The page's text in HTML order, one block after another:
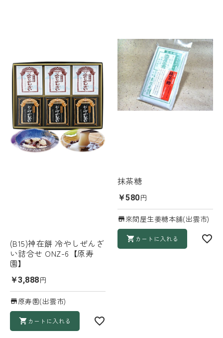
(B15)神在餅 冷やしぜんざ
い詰合せ ONZ-6【原寿
園】
￥3,888円
原寿園(出雲市)
カートに入れる
抹茶糖
￥580円
來間屋生姜糖本舗(出雲市)
カートに入れる